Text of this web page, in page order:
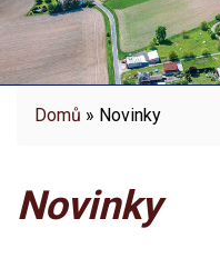
Domů » Novinky
Novinky